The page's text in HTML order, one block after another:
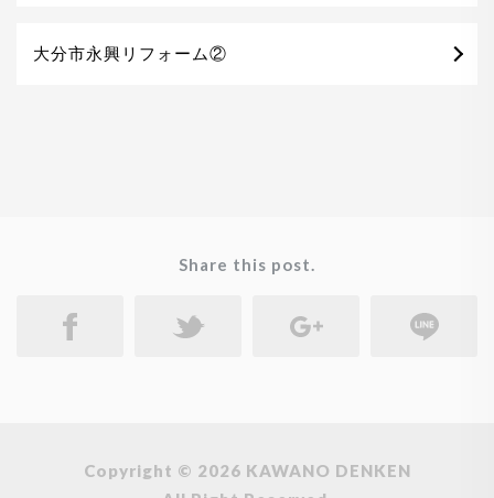
大分市永興リフォーム②
Share this post.
Copyright © 2026 KAWANO DENKEN